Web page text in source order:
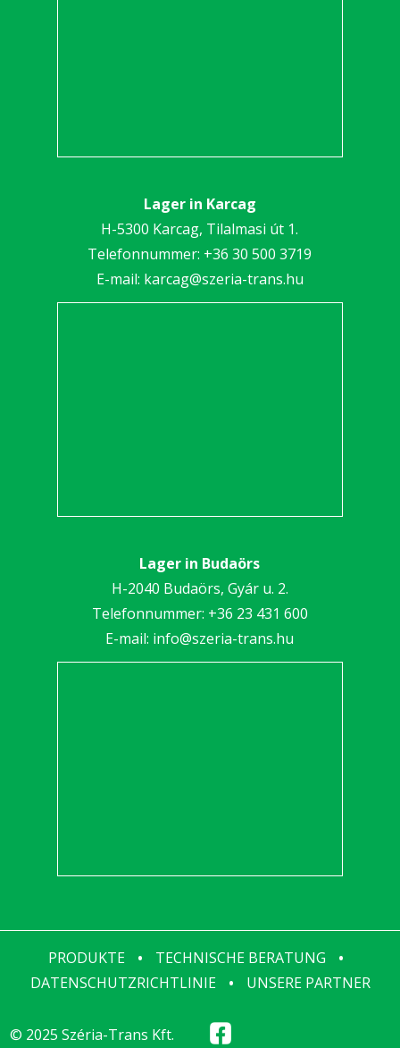
Lager in Karcag
H-5300 Karcag, Tilalmasi út 1.
Telefonnummer: +36 30 500 3719
E-mail: karcag@szeria-trans.hu
Lager in Budaörs
H-2040 Budaörs, Gyár u. 2.
Telefonnummer: +36 23 431 600
E-mail: info@szeria-trans.hu
PRODUKTE • TECHNISCHE BERATUNG
•
DATENSCHUTZRICHTLINIE
• UNSERE PARTNER
© 2025 Széria-Trans Kft.